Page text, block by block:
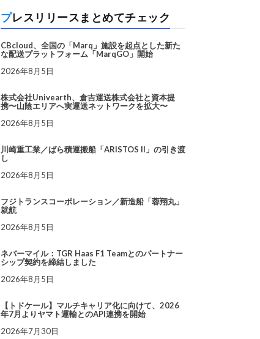
プレスリリースまとめてチェック
CBcloud、全国の「Marq」施設を起点とした新た
な配送プラットフォーム「MarqGO」開始
2026年8月5日
株式会社Univearth、倉吉運送株式会社と資本提
携〜山陰エリアへ実運送ネットワークを拡大〜
2026年8月5日
川崎重工業／ばら積運搬船「ARISTOS II」の引き渡
し
2026年8月5日
フジトランスコーポレーション／新造船「蓉翔丸」
就航
2026年8月5日
ネバーマイル：TGR Haas F1 Teamとのパートナー
シップ契約を締結しました
2026年8月5日
【トドケール】マルチキャリア化に向けて、2026
年7月よりヤマト運輸とのAPI連携を開始
2026年7月30日